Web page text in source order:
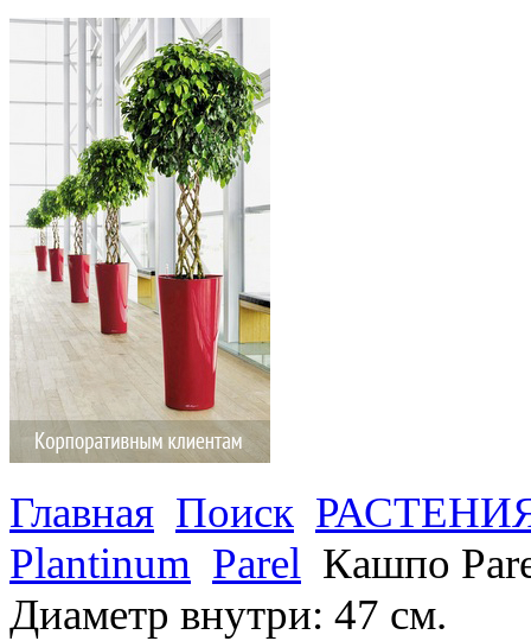
Главная Поиск
Plantinum Parel Кашпо
Диаметр внутри: 47 см.